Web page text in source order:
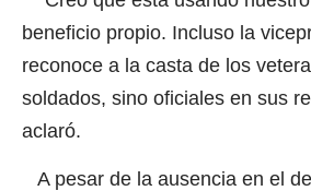
beneficio propio. Incluso la
reconoce a la casta de los
soldados, sino oficiales en sus
aclaró.
A pesar de la ausencia en el